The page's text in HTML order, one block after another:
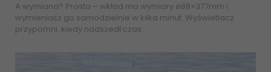
A wymiana? Prosta – wkład ma wymiary ø88×377mm i
wymieniasz go samodzielnie w kilka minut. Wyświetlacz
przypomni, kiedy nadszedł czas.